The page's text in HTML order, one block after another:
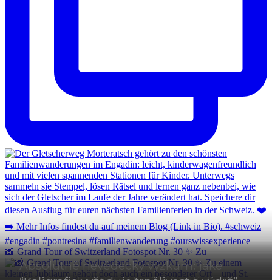
Absolutně nevědecký výzkum: jaké
📸 Grand Tour of Switzerland Fotospot Nr. 30 ✨ Zu